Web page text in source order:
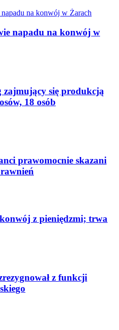
napadu na konwój w
zajmujący się produkcją
18 osób
prawomocnie skazani
z pieniędzmi; trwa
z funkcji